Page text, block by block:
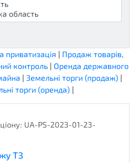
приватизація | Продаж товарів,
контроль| Оренда державного
| Земельні торги (продаж) |
торги (оренда) |
UA-PS-2023-01-23-
ТЗ